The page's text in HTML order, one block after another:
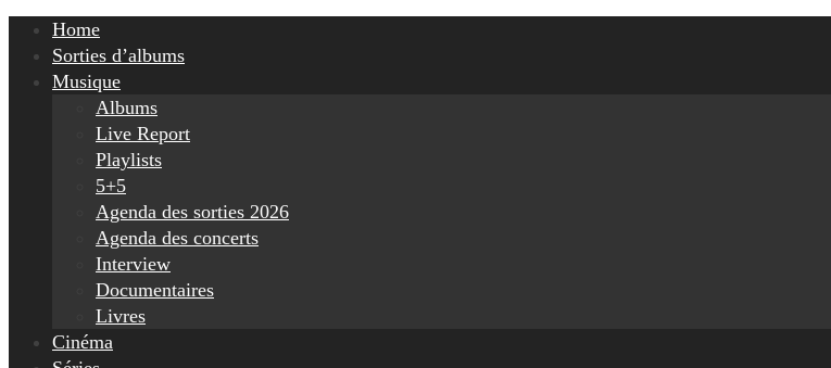
Home
Sorties d’albums
Musique
Albums
Live Report
Playlists
5+5
Agenda des sorties 2026
Agenda des concerts
Interview
Documentaires
Livres
Cinéma